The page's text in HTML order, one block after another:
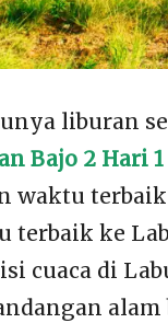
liburan
Bajo 2 Hari
waktu
terbaik ke
cuaca di
alam